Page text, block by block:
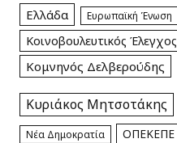
Ελλάδα Ευρωπαϊκή Ένωση
Κοινοβουλευτικός Έλεγχος
Κομνηνός Δελβερούδης
Κυριάκος Μητσοτάκης
Νέα Δημοκρατία ΟΠΕΚΕΠΕ